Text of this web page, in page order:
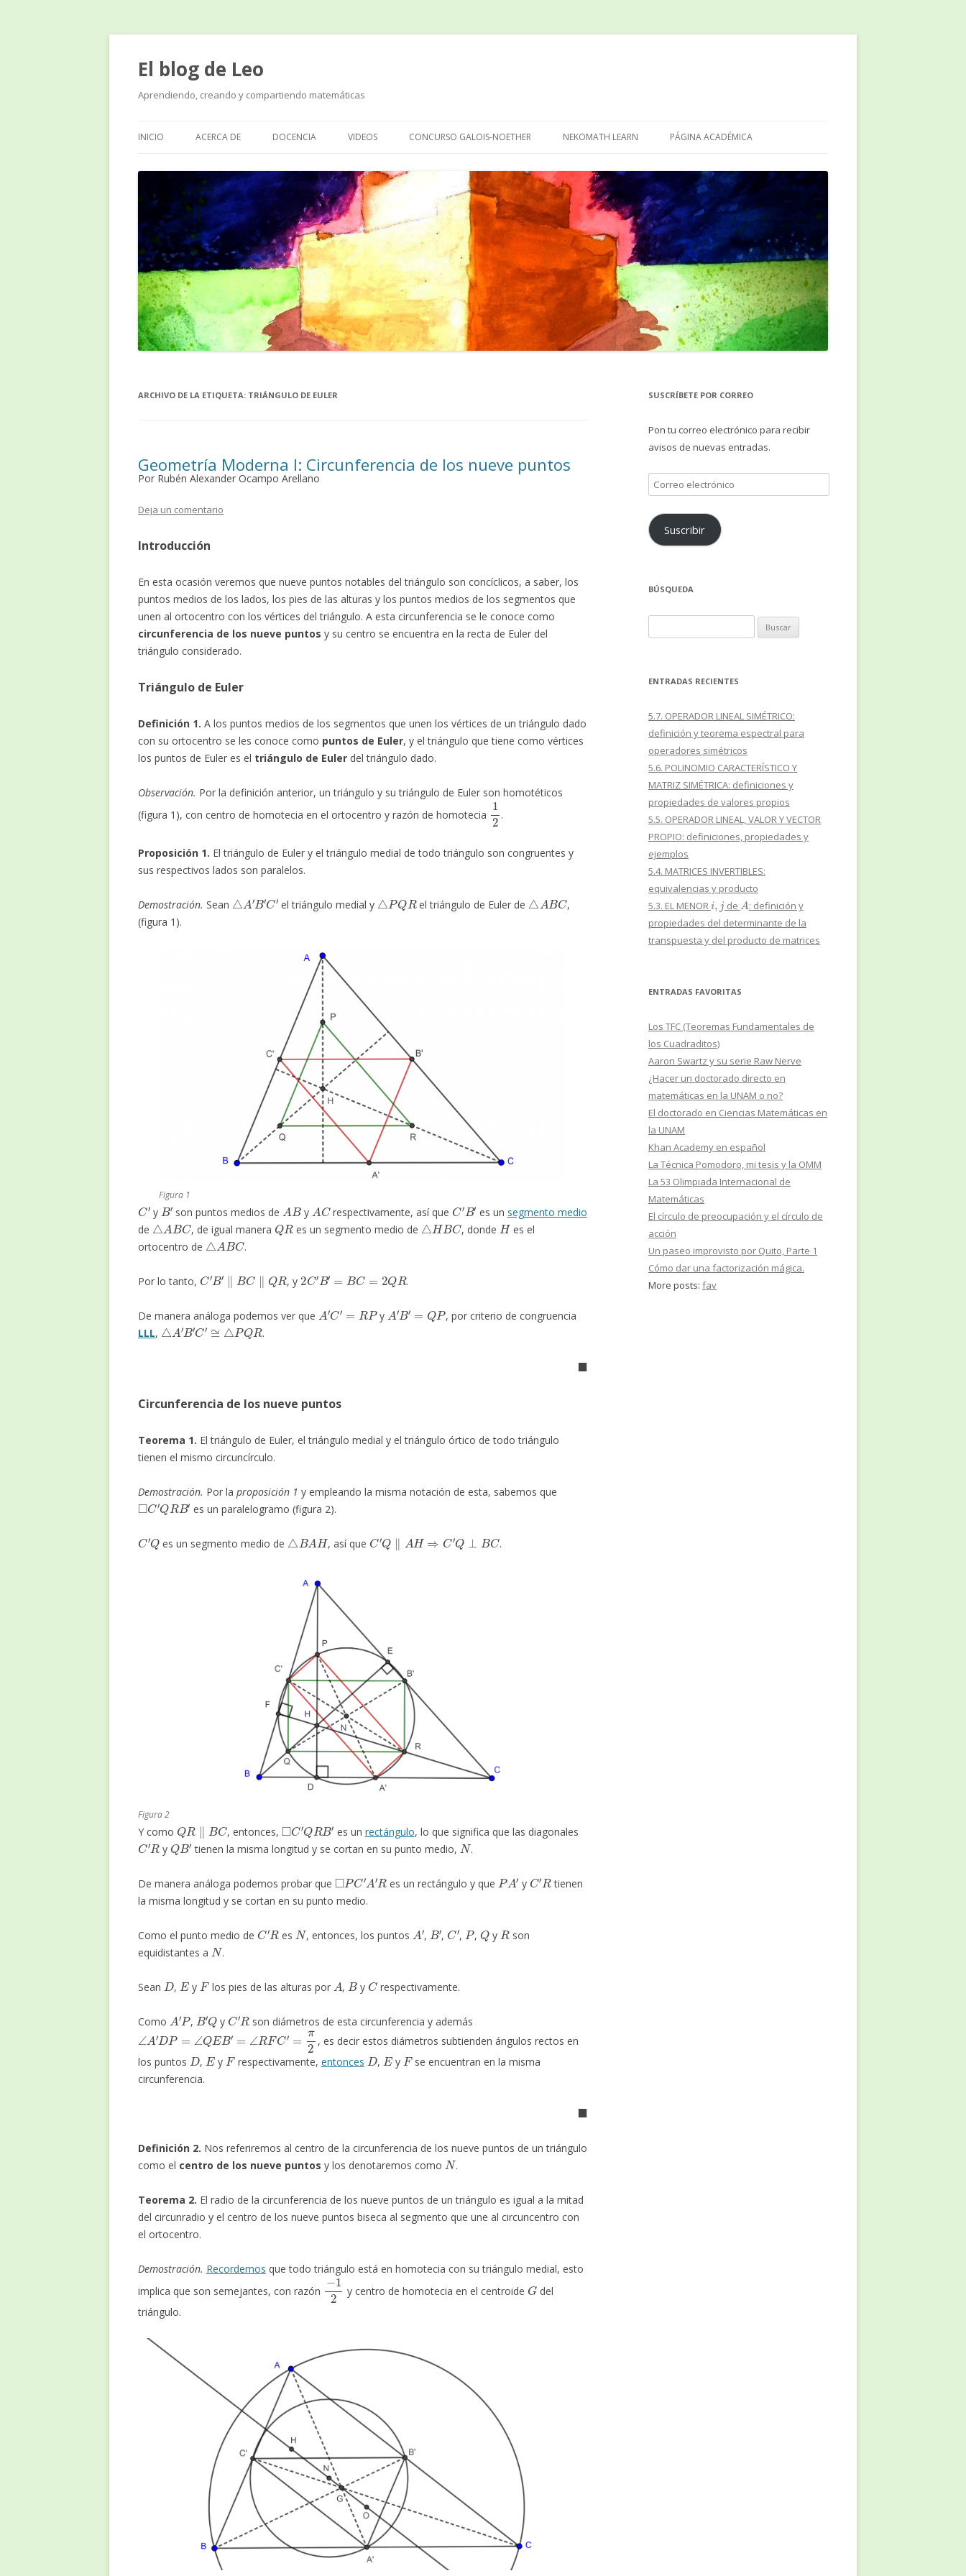
El blog de Leo
Aprendiendo, creando y compartiendo matemáticas
al
INICIO ACERCA DE DOCENCIA VIDEOS CONCURSO GALOIS-NOETHER NEKOMATH LEARN PÁGINA ACADÉMICA
ARCHIVO DE LA ETIQUETA: TRIÁNGULO DE EULER
Geometría Moderna I: Circunferencia de los nueve puntos
Por Rubén Alexander Ocampo Arellano
Deja un comentario
Introducción
En esta ocasión veremos que nueve puntos notables del triángulo son concíclicos, a saber, los
puntos medios de los lados, los pies de las alturas y los puntos medios de los segmentos que
unen al ortocentro con los vértices del triángulo. A esta circunferencia se le conoce como
circunferencia de los nueve puntos y su centro se encuentra en la recta de Euler del
triángulo considerado.
Triángulo de Euler
Definición 1. A los puntos medios de los segmentos que unen los vértices de un triángulo dado
con su ortocentro se les conoce como puntos de Euler, y el triángulo que tiene como vértices
los puntos de Euler es el triángulo de Euler del triángulo dado.
Observación. Por la definición anterior, un triángulo y su triángulo de Euler son homotéticos
(figura 1), con centro de homotecia en el ortocentro y razón de homotecia
12
.
Proposición 1. El triángulo de Euler y el triángulo medial de todo triángulo son congruentes y
sus respectivos lados son paralelos.
Demostración. Sean
△ A′B′C′
el triángulo medial y
△ PQR
el triángulo de Euler de
△ ABC
,
(figura 1).
Figura 1
C′
y
B′
son puntos medios de
A B
y
A C
respectivamente, así que
C′B′
es un segmento medio
de
△ABC
, de igual manera
QR
es un segmento medio de
△ HBC
, donde
H
es el
ortocentro de
△ABC
.
Por lo tanto,
C′B′∥ B C∥ Q R
, y
2 C′B′= C= 2
.
De manera análoga podemos ver que
A′C′=
y
A′B′= P
, por criterio de congruencia
LLL,
△A′B′C′≅△PQR
.
◼
Circunferencia de los nueve puntos
Teorema 1. El triángulo de Euler, el triángulo medial y el triángulo órtico de todo triángulo
tienen el mismo circuncírculo.
Demostración. Por la proposición 1 y empleando la misma notación de esta, sabemos que
◻C′QRB′
es un paralelogramo (figura 2).
C′Q
es un segmento medio de
△ BA H
, así que
C′Q∥ A H ′Q ⊥
.
Figura 2
Y como
Q R∥ B C
, entonces,
◻ C′QRB′
es un rectángulo, lo que significa que las diagonales
C′R
y
QB′
tienen la misma longitud y se cortan en su punto medio,
N
.
De manera análoga podemos probar que
◻PC′A ′R
es un rectángulo y que
PA ′
y
C′R
tienen
la misma longitud y se cortan en su punto medio.
Como el punto medio de
C′R
es
N
, entonces, los puntos
A′
,
B′
,
C′
,
P
,
Q
y
R
son
equidistantes a
N
.
Sean
D
,
E
y
F
los pies de las alturas por
A
,
B
y
C
respectivamente.
Como
A′P
,
B′Q
y
C′R
son diámetros de esta circunferencia y además
∠ A′D P= ∠ Q EB′=∠ C′=π 2
, es decir estos diámetros subtienden ángulos rectos en
los puntos
D
,
E
y
F
respectivamente, entonces
D
,
E
y
F
se encuentran en la misma
circunferencia.
◼
Definición 2. Nos referiremos al centro de la circunferencia de los nueve puntos de un triángulo
como el centro de los nueve puntos y los denotaremos como
N
.
Teorema 2. El radio de la circunferencia de los nueve puntos de un triángulo es igual a la mitad
del circunradio y el centro de los nueve puntos biseca al segmento que une al circuncentro con
el ortocentro.
Demostración. Recordemos que todo triángulo está en homotecia con su triángulo medial, esto
implica que son semejantes, con razón
−12
y centro de homotecia en el centroide
G
del
triángulo.
SUSCRÍBETE POR CORREO
Pon tu correo electrónico para recibir
avisos de nuevas entradas.
Correo
electrónico
Suscribir
BÚSQUEDA
ENTRADAS RECIENTES
5.7. OPERADOR LINEAL SIMÉTRICO:
definición y teorema espectral para
operadores simétricos
5.6. POLINOMIO CARACTERÍSTICO Y
MATRIZ SIMÉTRICA: definiciones y
propiedades de valores propios
5.5. OPERADOR LINEAL, VALOR Y VECTOR
PROPIO: definiciones, propiedades y
ejemplos
5.4. MATRICES INVERTIBLES:
equivalencias y producto
5.3. EL MENOR i,j de A: definición y
propiedades del determinante de la
transpuesta y del producto de matrices
ENTRADAS FAVORITAS
Los TFC (Teoremas Fundamentales de
los Cuadraditos)
Aaron Swartz y su serie Raw Nerve
¿Hacer un doctorado directo en
matemáticas en la UNAM o no?
El doctorado en Ciencias Matemáticas en
la UNAM
Khan Academy en español
La Técnica Pomodoro, mi tesis y la OMM
La 53 Olimpiada Internacional de
Matemáticas
El círculo de preocupación y el círculo de
acción
Un paseo improvisto por Quito, Parte 1
Cómo dar una factorización mágica.
More posts: fav